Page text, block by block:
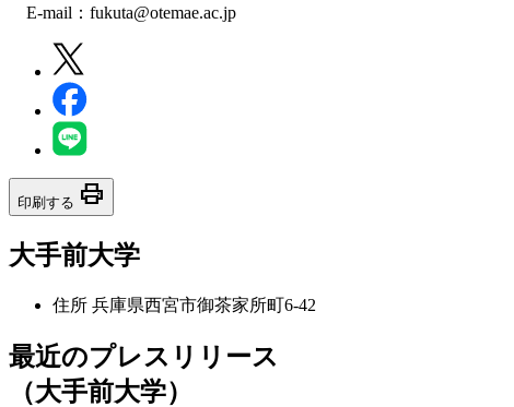
E-mail：fukuta@otemae.ac.jp
印刷する print
大手前大学
住所 兵庫県西宮市御茶家所町6-42
最近のプレスリリース
（大手前大学）